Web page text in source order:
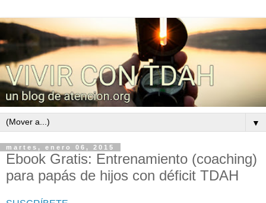
▼
martes, enero 06, 2015
Ebook Gratis: Entrenamiento (coaching)
para papás de hijos con déficit TDAH